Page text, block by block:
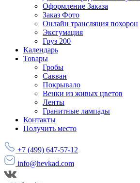
Оформление Заказа
Заказ Фото
Онлайн трансляция похорон
Эксгумация
Груз 200
Календарь
Товары
Гробы
Савван
Покрывало
Венки из живых цветов
Ленты
Гранитные лампады
Контакты
Получить место
+7 (499) 647-57-12
info@hevkad.com